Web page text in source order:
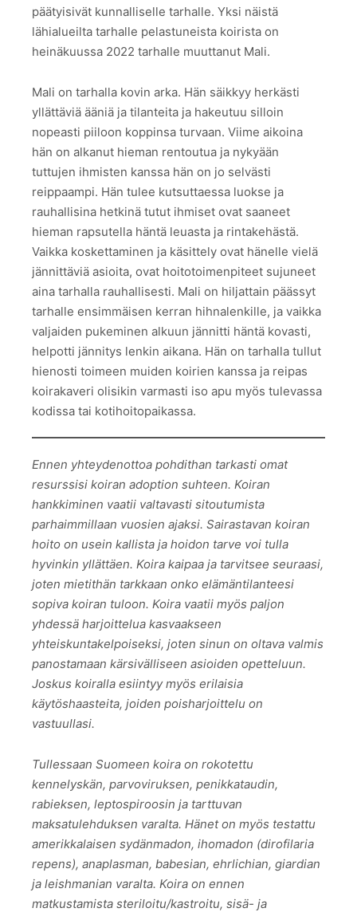
päätyisivät kunnalliselle tarhalle. Yksi näistä
lähialueilta tarhalle pelastuneista koirista on
heinäkuussa 2022 tarhalle muuttanut Mali.
Mali on tarhalla kovin arka. Hän säikkyy herkästi
yllättäviä ääniä ja tilanteita ja hakeutuu silloin
nopeasti piiloon koppinsa turvaan. Viime aikoina
hän on alkanut hieman rentoutua ja nykyään
tuttujen ihmisten kanssa hän on jo selvästi
reippaampi. Hän tulee kutsuttaessa luokse ja
rauhallisina hetkinä tutut ihmiset ovat saaneet
hieman rapsutella häntä leuasta ja rintakehästä.
Vaikka koskettaminen ja käsittely ovat hänelle vielä
jännittäviä asioita, ovat hoitotoimenpiteet sujuneet
aina tarhalla rauhallisesti. Mali on hiljattain päässyt
tarhalle ensimmäisen kerran hihnalenkille, ja vaikka
valjaiden pukeminen alkuun jännitti häntä kovasti,
helpotti jännitys lenkin aikana. Hän on tarhalla tullut
hienosti toimeen muiden koirien kanssa ja reipas
koirakaveri olisikin varmasti iso apu myös tulevassa
kodissa tai kotihoitopaikassa.
Ennen yhteydenottoa pohdithan tarkasti omat
resurssisi koiran adoption suhteen. Koiran
hankkiminen vaatii valtavasti sitoutumista
parhaimmillaan vuosien ajaksi. Sairastavan koiran
hoito on usein kallista ja hoidon tarve voi tulla
hyvinkin yllättäen. Koira kaipaa ja tarvitsee seuraasi,
joten mietithän tarkkaan onko elämäntilanteesi
sopiva koiran tuloon. Koira vaatii myös paljon
yhdessä harjoittelua kasvaakseen
yhteiskuntakelpoiseksi, joten sinun on oltava valmis
panostamaan kärsivälliseen asioiden opetteluun.
Joskus koiralla esiintyy myös erilaisia
käytöshaasteita, joiden poisharjoittelu on
vastuullasi.
Tullessaan Suomeen koira on rokotettu
kennelyskän, parvoviruksen, penikkataudin,
rabieksen, leptospiroosin ja tarttuvan
maksatulehduksen varalta. Hänet on myös testattu
amerikkalaisen sydänmadon, ihomadon (dirofilaria
repens), anaplasman, babesian, ehrlichian, giardian
ja leishmanian varalta. Koira on ennen
matkustamista steriloitu/kastroitu, sisä- ja